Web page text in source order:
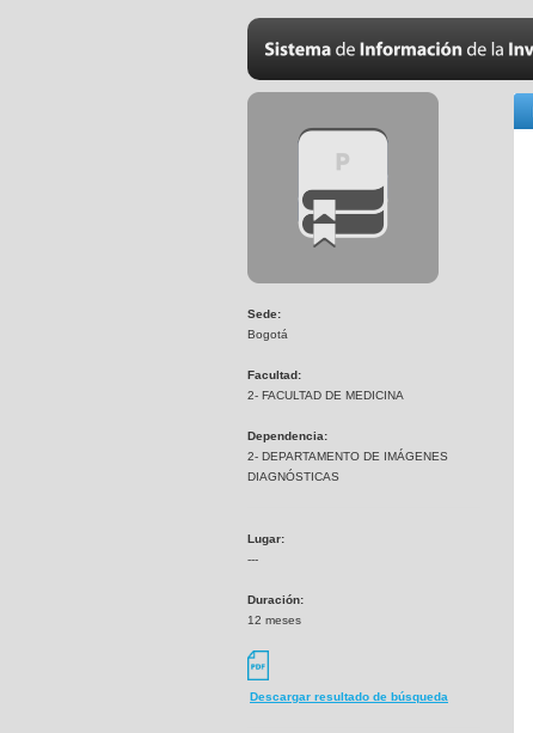
Sede:
Bogotá
Facultad:
2- FACULTAD DE MEDICINA
Dependencia:
2- DEPARTAMENTO DE IMÁGENES
DIAGNÓSTICAS
Lugar:
---
Duración:
12 meses
Descargar resultado de búsqueda